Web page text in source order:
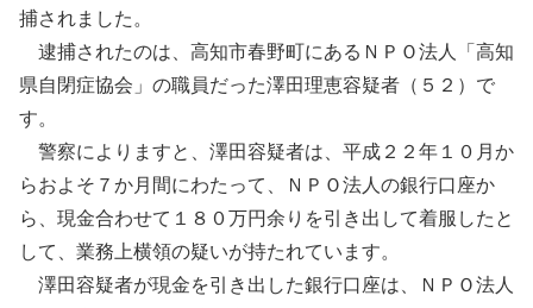
捕されました。
逮捕されたのは、高知市春野町にあるＮＰＯ法人「高知
県自閉症協会」の職員だった澤田理恵容疑者（５２）で
す。
警察によりますと、澤田容疑者は、平成２２年１０月か
らおよそ７か月間にわたって、ＮＰＯ法人の銀行口座か
ら、現金合わせて１８０万円余りを引き出して着服したと
して、業務上横領の疑いが持たれています。
澤田容疑者が現金を引き出した銀行口座は、ＮＰＯ法人